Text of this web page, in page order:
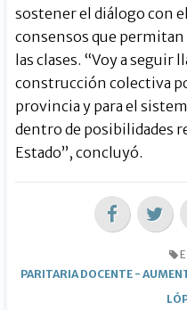
sostener el diálogo con
consensos que
las clases. “Voy a seguir
construcción colectiva
provincia y para el
dentro de posibilidades
Estado”, concluyó.
PARITARIA DOCENTE-